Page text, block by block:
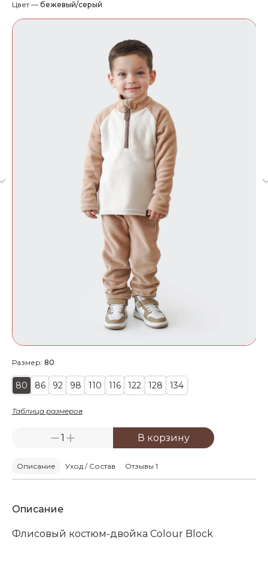
Цвет — бежевый/серый
Размер: 80
80 86 92 98 110 116 122 128 134
Таблица размеров
1 В корзину
Описание Уход / Состав Отзывы 1
Описание
Флисовый костюм-двойка Colour Block